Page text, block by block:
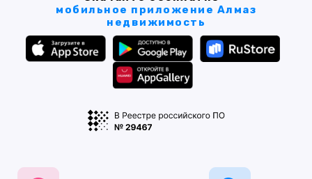
мобильное приложение Алмаз
недвижимость